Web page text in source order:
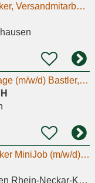
Kommissionierer, Verpacker, Versandmitarbeiter (m/w/d) Teilzeit
Mitarbeiter Lager & Montage (m/w/d) Bastler, Schrauber, Anpacker?
Kommissionierer/ Verpacker MiniJob (m/w/d) Amara Fulfillment
Rhein-Neckar-Kreis